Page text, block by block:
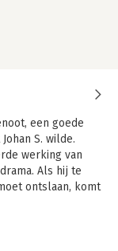
een goede
S. wilde.
werking van
Als hij te
ontslaan, komt